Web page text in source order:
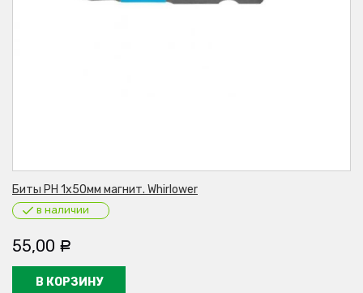
Биты PH 1х50мм магнит. Whirlower
в наличии
55,00 Р
В КОРЗИНУ